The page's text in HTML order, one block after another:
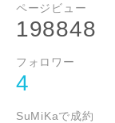
ページビュー
198848
フォロワー
4
SuMiKaで成約